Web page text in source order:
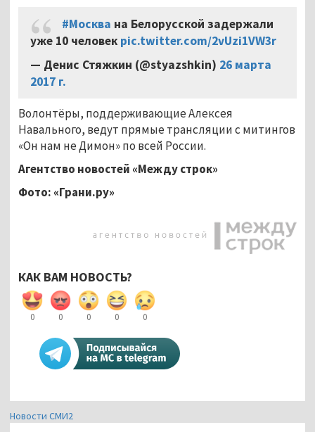
#Москва на Белорусской задержали
уже 10 человек pic.twitter.com/2vUzi1VW3r
— Денис Стяжкин (@styazshkin) 26 марта
2017 г.
Волонтёры, поддерживающие Алексея
Навального, ведут прямые трансляции с митингов
«Он нам не Димон» по всей России.
Агентство новостей «Между строк»
Фото: «Грани.ру»
КАК ВАМ НОВОСТЬ?
0 0 0 0 0
Новости СМИ2